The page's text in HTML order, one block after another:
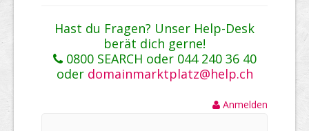
Hast du Fragen? Unser Help-Desk
berät dich gerne!
0800 SEARCH oder 044 240 36 40
oder domainmarktplatz@help.ch
Anmelden